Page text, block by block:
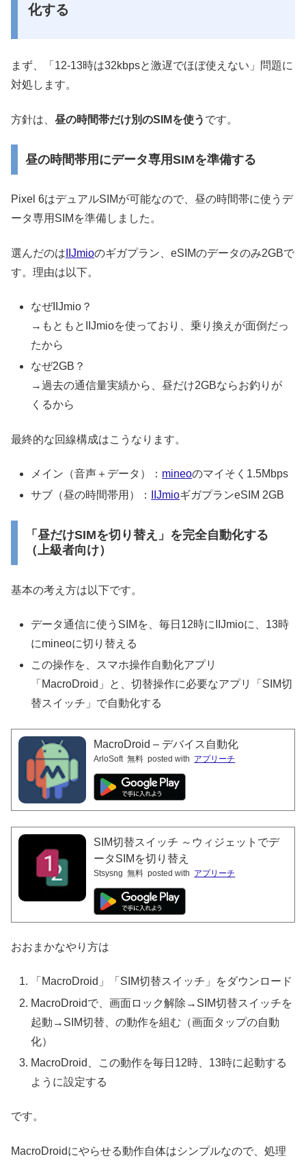
化する
まず、「12-13時は32kbpsと激遅でほぼ使えない」問題に
対処します。
方針は、 昼の時間帯だけ別のSIMを使う です。
昼の時間帯用にデータ専用SIMを準備する
Pixel 6はデュアルSIMが可能なので、昼の時間帯に使うデ
ータ専用SIMを準備しました。
選んだのは IIJmioのギガプラン、eSIMのデータのみ2GBで
す。理由は以下。
なぜIIJmio？
→もともとIIJmioを使っており、乗り換えが面倒だっ
たから
なぜ2GB？
→過去の通信量実績から、昼だけ2GBならお釣りが
くるから
最終的な回線構成はこうなります。
メイン（音声＋データ）： mineoのマイそく1.5Mbps
サブ（昼の時間帯用）：
IIJmioギガプランeSIM 2GB
「昼だけSIMを切り替え」を完全自動化する
（上級者向け）
基本の考え方は以下です。
データ通信に使うSIMを、毎日12時にIIJmioに、13時
にmineoに切り替える
この操作を、スマホ操作自動化アプリ
「MacroDroid」と、切替操作に必要なアプリ「SIM切
替スイッチ」で自動化する
MacroDroid – デバイス自動化
ArloSoft 無料 posted with アプリーチ
SIM切替スイッチ ～ウィジェットでデ
ータSIMを切り替え
Stsysng 無料 posted with アプリーチ
おおまかなやり方は
「MacroDroid」「SIM切替スイッチ」をダウンロード
MacroDroidで、画面ロック解除→SIM切替スイッチを
起動→SIM切替、の動作を組む（画面タップの自動
化）
MacroDroid、この動作を毎日12時、13時に起動する
ように設定する
です。
MacroDroidにやらせる動作自体はシンプルなので、処理